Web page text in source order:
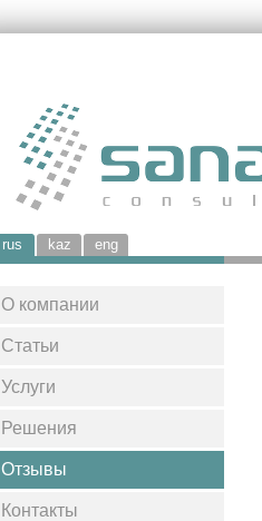
rus kaz eng
О компании
Статьи
Услуги
Решения
Отзывы
Контакты